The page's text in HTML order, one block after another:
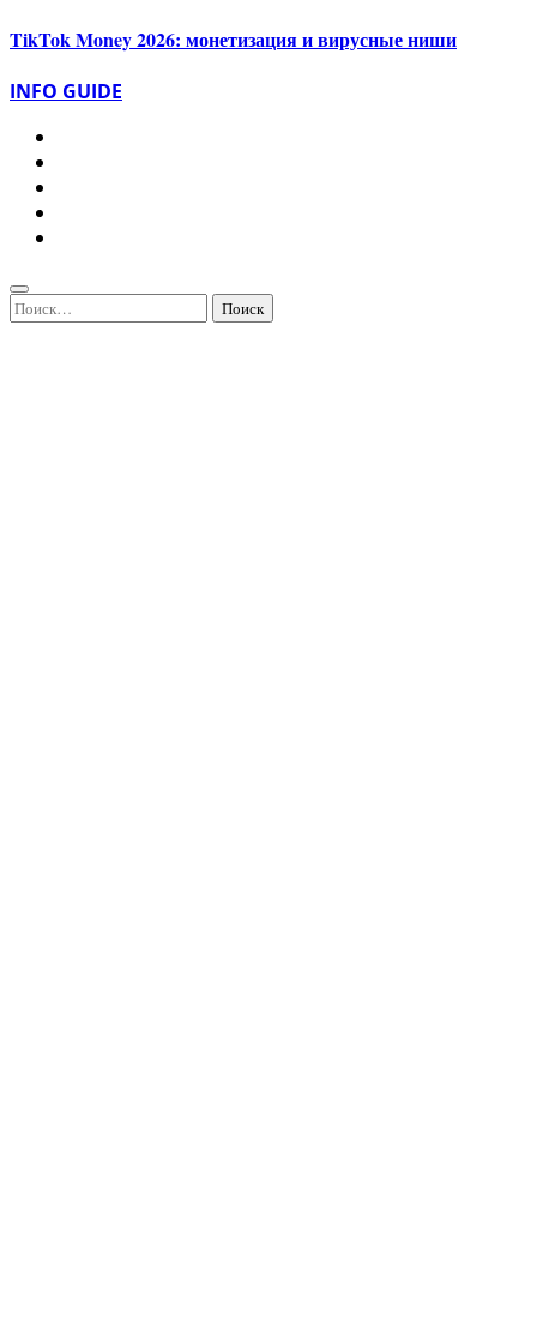
TikTok Money 2026: монетизация и вирусные ниши
INFO GUIDE
Найти: